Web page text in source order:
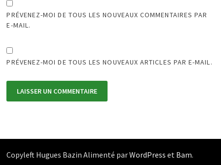
PRÉVENEZ-MOI DE TOUS LES NOUVEAUX COMMENTAIRES PAR
E-MAIL.
PRÉVENEZ-MOI DE TOUS LES NOUVEAUX ARTICLES PAR E-MAIL.
Copyleft Hugues Bazin Alimenté parWordPress et Bam.